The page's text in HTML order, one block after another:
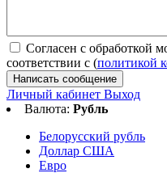
Согласен с обработкой
соответствии с (политикой
Написать сообщение
Личный кабинет Выход
Валюта: Рубль
Белорусский рубль
Доллар США
Евро